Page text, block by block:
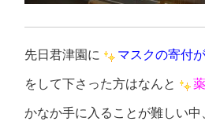
先日君津園に マスクの寄付
をして下さった方はなんと
かなか手に入ることが難しい